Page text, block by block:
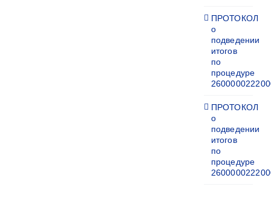
ПРОТОКОЛ
о
подведении
итогов
по
процедуре
ПРОТОКОЛ
о
подведении
итогов
по
процедуре